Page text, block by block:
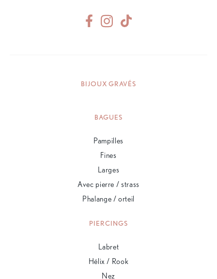
BIJOUX GRAVÉS
BAGUES
Pampilles
Fines
Larges
Avec pierre / strass
Phalange / orteil
PIERCINGS
Labret
Hélix / Rook
Nez